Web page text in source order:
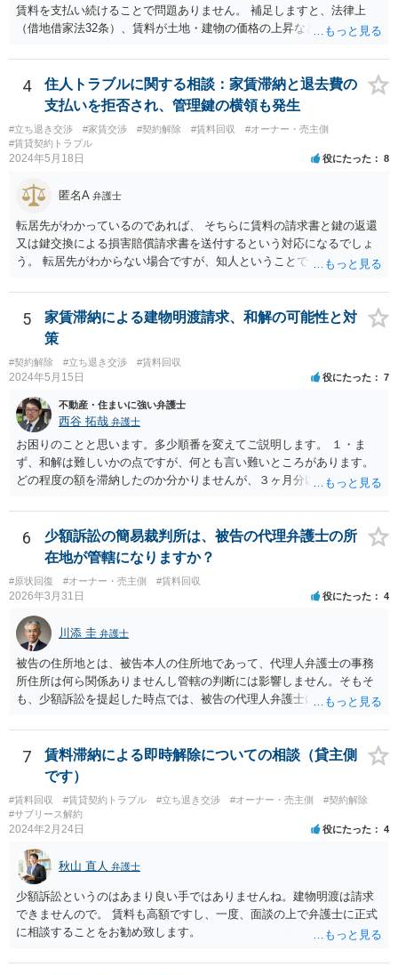
賃料を支払い続けることで問題ありません。 補足しますと、法律上
（借地借家法32条）、賃料が土地・建物の価格の上昇などの経済事情
は、「契約条件にかかわらず」、当事者は賃料の増減を請求できる、
とされています。 「不相当」かどうかは、貸主から、近隣相場の上昇
を示す同種賃貸物件の根拠資料などを提示してもらわないと判断でき
ませんよね。ご相談者様のケースでは、こうした資料が示されていな
いと思われることと、１０％が相当がどうかが分からないので、「不
相当」という判断ができないから賃料増額には応じないという主張が
意の上で行う」という特約があるとのことですが、最高裁判例（S56.
4.20）では、このような特約があっても協議を経ない増額請求も有効
とされているため（本当に賃料が不相当であれば特約に拘束されるの
は不合理だからという考え方です。「契約条件にかかわらず」とはそ
ういう意味です。）、契約違反だから増額には応じないという理論で
いう理論になると思います。 そして、法律上、増額協議が整わない場
合、増額を正当とする判決が確定するまでは相当な賃料（※現在の賃
料）を支払えば足りる、とされています。 もし、貸主が「現在の賃料
なら受け取らない」などと言った場合は、最寄りの法務局に現在の賃
料を供託してください。賃料を支払わないと契約が解除される可能性
がありますので、注意が必要です。
4
住人トラブルに関する相談：家賃滞納と退去費の
支払いを拒否され、管理鍵の横領も発生
#立ち退き交渉 #家賃交渉 #契約解除 #賃料回収
#オーナー・売主側
#賃貸契約トラブル
2024年5月18日 役にたった 8
匿名A 弁護士
転居先がわかっているのであれば、 そちらに賃料の請求書と鍵の返還
又は鍵交換による損害賠償請求書を送付するという対応になるでしょ
う。 転居先がわからない場合ですが、知人ということで、連絡がつく
で、適切な対応が望めない場合は、債権回収を弁護士に依頼すること
をご検討ください。
5
家賃滞納による建物明渡請求、和解の可能性と対
策
#契約解除 #立ち退き交渉 #賃料回収
2024年5月15日 役にたった 7
不動産・住まいに強い弁護士
西谷 拓哉 弁護士
お困りのことと思います。多少順番を変えてご説明します。 １・ま
ず、和解は難しいかの点ですが、何とも言い難いところがあります。
どの程度の額を滞納したのか分かりませんが、３ヶ月分以上滞納した
れたと評価され、来月払えるからと言って、大家があなたとの賃貸借
契約が解約できることに変わりなくなってしまうからです。 そのよう
な場合、相手が、「もう出て行って欲しい」と考えていれば、引き続
き居住する前提での和解は難しい可能性があります。 ２・弁護士が事
件の見通しをたてるにも、賃料滞納状況で見立てが変わりますし、そ
もそも賃料滞納状況によってはご希望に沿える活動を保障できず、 依
頼を受けられないかもしれないです。依頼を受けるにしても厳しめの
リスクを踏まえた上でのものとなる可能性があります。 定型的な事件
依頼となるかもわからず、着手金額もなんともいえないと思います。
複数事務所にあたり、着手金額を確認されるとよいと思います。 ３・
弁護士が依頼を受ければ代わりに裁判所とのやりとりを行うことが可
能です。双方に弁護士がついていればウェブ会議で裁判を実施する場
合もあるでしょう。 ただし、ご本人さんも同行してもらう必要が和解
協議の場合だとあると思います。
6
少額訴訟の簡易裁判所は、被告の代理弁護士の所
在地が管轄になりますか？
#原状回復 #オーナー・売主側 #賃料回収
2026年3月31日 役にたった 4
川添 圭 弁護士
被告の住所地とは、被告本人の住所地であって、代理人弁護士の事務
所住所は何ら関係ありませんし管轄の判断には影響しません。そもそ
も、少額訴訟を提起した時点では、被告の代理人弁護士には民事訴訟
7
賃料滞納による即時解除についての相談（貸主側
です）
#賃料回収 #賃貸契約トラブル #立ち退き交渉 #オーナー・売主側
#契約解除
#サブリース解約
2024年2月24日 役にたった 4
秋山 直人 弁護士
少額訴訟というのはあまり良い手ではありませんね。建物明渡は請求
できませんので。 賃料も高額ですし、一度、面談の上で弁護士に正式
に相談することをお勧め致します。